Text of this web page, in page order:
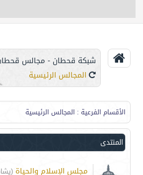
التحكم
شبكة قحطان - مجالس
المجالس الرئيسية
الأقسام الفرعية : المجالس الرئيسية
المنتدى
مجلس الإسلام والحياة (يشاهده